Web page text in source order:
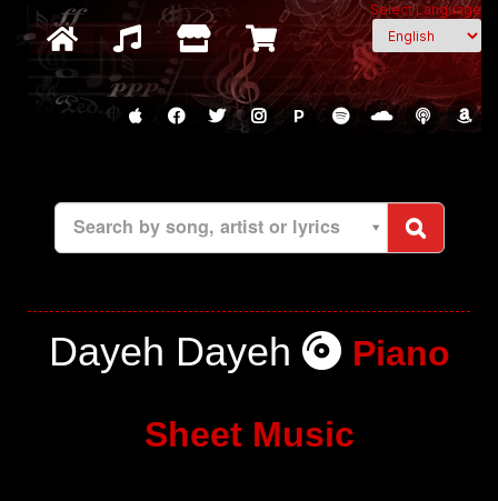
Select Language
P
Search by song, artist or lyrics
Dayeh Dayeh Piano
Sheet Music